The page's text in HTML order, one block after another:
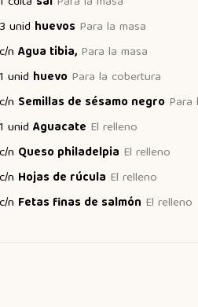
unid huevos Para la masa
n Agua tibia, Para la masa
unid huevo Para la cobertura
n Semillas de sésamo negro Para
unid Aguacate El relleno
n Queso philadelpia El relleno
n Hojas de rúcula El relleno
n Fetas finas de salmón El relleno